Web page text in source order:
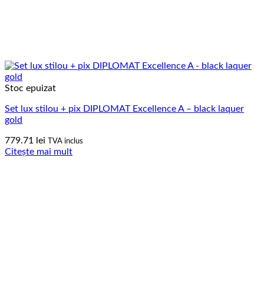
Stoc epuizat
Set lux stilou + pix DIPLOMAT Excellence A – black laquer
gold
779.71 lei TVA inclus
Citește mai mult